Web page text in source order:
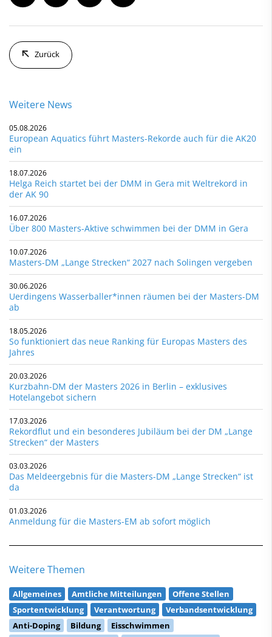
Zurück
Weitere News
05.08.2026
European Aquatics führt Masters-Rekorde auch für die AK20
ein
18.07.2026
Helga Reich startet bei der DMM in Gera mit Weltrekord in
der AK 90
16.07.2026
Über 800 Masters-Aktive schwimmen bei der DMM in Gera
10.07.2026
Masters-DM „Lange Strecken“ 2027 nach Solingen vergeben
30.06.2026
Uerdingens Wasserballer*innen räumen bei der Masters-DM
ab
18.05.2026
So funktioniert das neue Ranking für Europas Masters des
Jahres
20.03.2026
Kurzbahn-DM der Masters 2026 in Berlin – exklusives
Hotelangebot sichern
17.03.2026
Rekordflut und ein besonderes Jubiläum bei der DM „Lange
Strecken“ der Masters
03.03.2026
Das Meldeergebnis für die Masters-DM „Lange Strecken“ ist
da
01.03.2026
Anmeldung für die Masters-EM ab sofort möglich
Weitere Themen
Allgemeines Amtliche Mitteilungen
Offene Stellen
Sportentwicklung
Verantwortung
Verbandsentwicklung
Anti-Doping
Bildung
Eisschwimmen